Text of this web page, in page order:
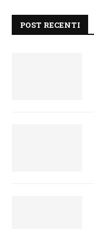
POST RECENTI